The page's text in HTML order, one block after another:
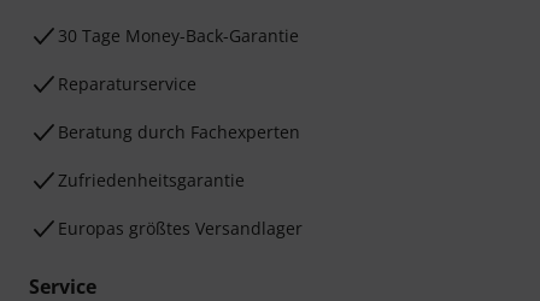
30 Tage Money-Back-Garantie
Reparaturservice
Beratung durch Fachexperten
Zufriedenheitsgarantie
Europas größtes Versandlager
Service